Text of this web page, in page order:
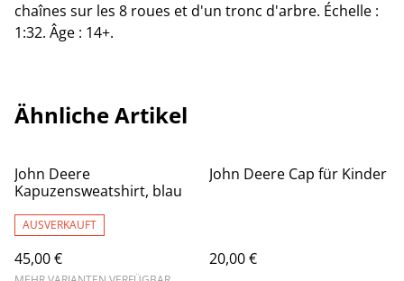
chaînes sur les 8 roues et d'un tronc d'arbre. Échelle :
1:32. Âge : 14+.
Ähnliche Artikel
John Deere
Kapuzensweatshirt, blau
AUSVERKAUFT
45,00 €
John Deere Cap für Kinder
20,00 €